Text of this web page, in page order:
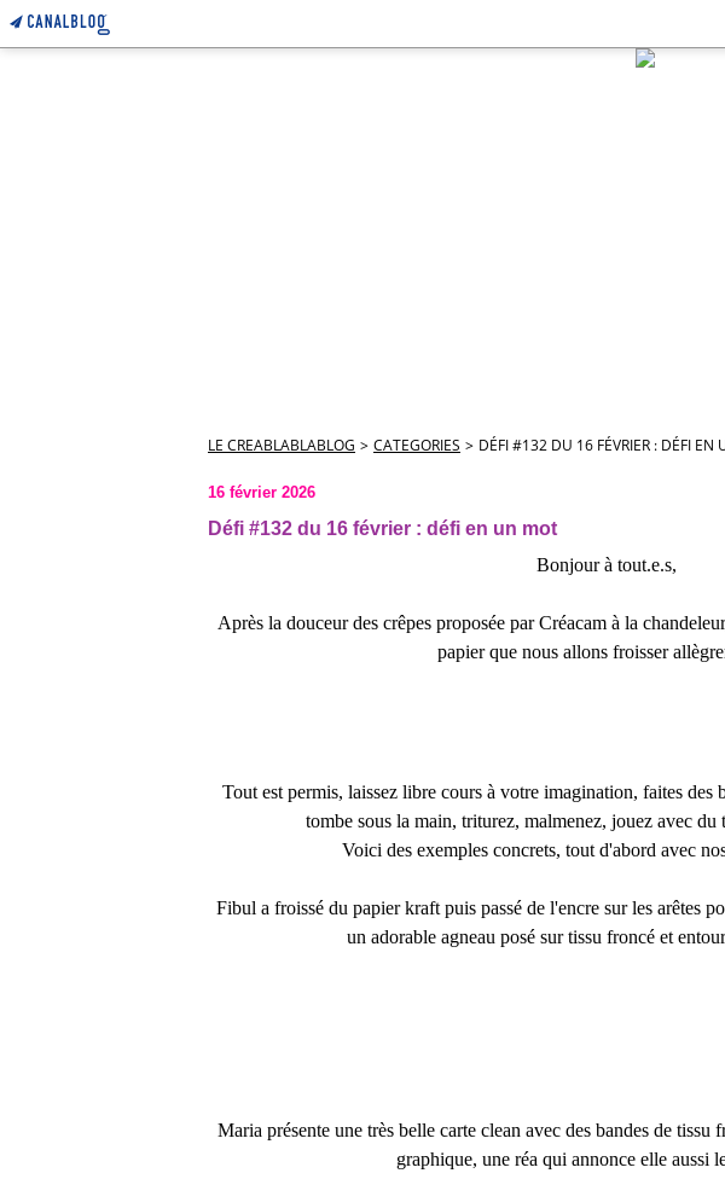
LE CREABLABLABLOG > CATEGORIES > DÉFI #132 DU 16 FÉVRIER : DÉFI EN
16 février 2026
Défi #132 du 16 février : défi en un mot
Bonjour à tout.e.s,
Après la douceur des crêpes proposée par Créacam à la
papier que nous allons froisser
Tout est permis, laissez libre cours à votre imagination, faites des
tombe sous la main, triturez, malmenez, jouez avec du
Voici des exemples concrets, tout d'abord avec
Fibul a froissé du papier kraft puis passé de l'encre sur les arêtes
un adorable agneau posé sur tissu froncé et
Maria présente une très belle carte clean avec des bandes de
graphique, une réa qui annonce elle aussi